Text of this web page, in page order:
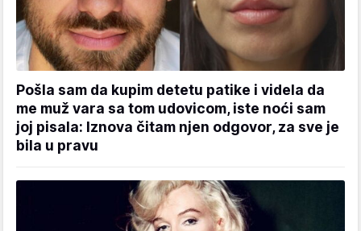
Pošla sam da kupim detetu patike i videla da
me muž vara sa tom udovicom, iste noći sam
joj pisala: Iznova čitam njen odgovor, za sve je
bila u pravu